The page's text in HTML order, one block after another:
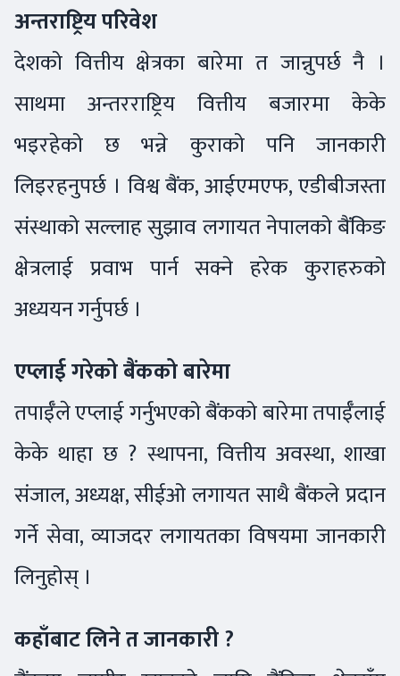
अन्तराष्ट्रिय परिवेश
देशको वित्तीय क्षेत्रका बारेमा त जान्नुपर्छ नै ।
साथमा अन्तरराष्ट्रिय वित्तीय बजारमा केके
भइरहेको छ भन्ने कुराको पनि जानकारी
लिइरहनुपर्छ । विश्व बैंक, आईएमएफ, एडीबीजस्ता
संस्थाको सल्लाह सुझाव लगायत नेपालको बैंकिङ
क्षेत्रलाई प्रवाभ पार्न सक्ने हरेक कुराहरुको
अध्ययन गर्नुपर्छ ।
एप्लाई गरेको बैंकको बारेमा
तपाईँले एप्लाई गर्नुभएको बैंकको बारेमा तपाईँलाई
केके थाहा छ ? स्थापना, वित्तीय अवस्था, शाखा
संजाल, अध्यक्ष, सीईओ लगायत साथै बैंकले प्रदान
गर्ने सेवा, व्याजदर लगायतका विषयमा जानकारी
लिनुहोस् ।
कहाँबाट लिने त जानकारी ?